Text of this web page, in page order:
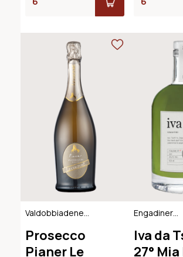
Valdobbiadene
Prosecco
Pianer Le
Engadiner
Iva da
27° Mia